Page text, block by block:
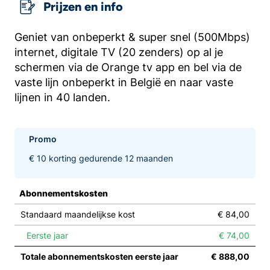
Prijzen en info
Geniet van onbeperkt & super snel (500Mbps)
internet, digitale TV (20 zenders) op al je
schermen via de Orange tv app en bel via de
vaste lijn onbeperkt in België en naar vaste
lijnen in 40 landen.
Promo
€ 10 korting gedurende 12 maanden
Abonnementskosten
Standaard maandelijkse kost € 84,00
Eerste jaar € 74,00
Totale abonnementskosten eerste jaar € 888,00